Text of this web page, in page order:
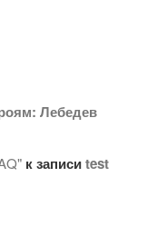
Лебедев
к записиtest